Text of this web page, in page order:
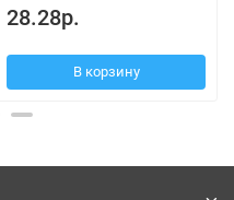
28.28р.
В корзину